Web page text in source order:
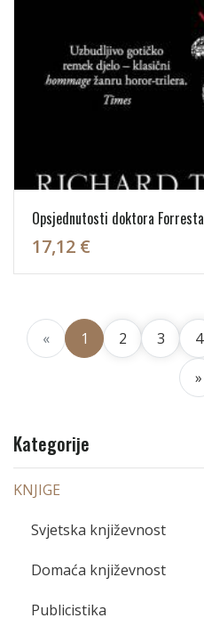
Opsjednutosti doktora Forresta
17,12 €
« 1 2 3 4
»
Kategorije
KNJIGE
Svjetska književnost
Domaća književnost
Publicistika